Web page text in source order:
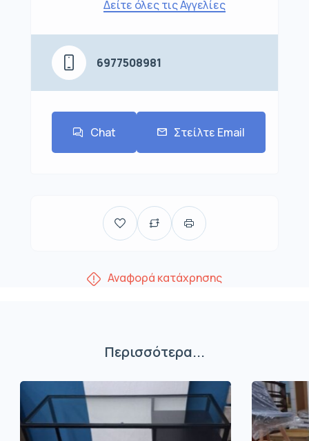
Δείτε όλες τις Αγγελίες
6977508981
Chat Στείλτε Email
Αναφορά κατάχρησης
Περισσότερα...